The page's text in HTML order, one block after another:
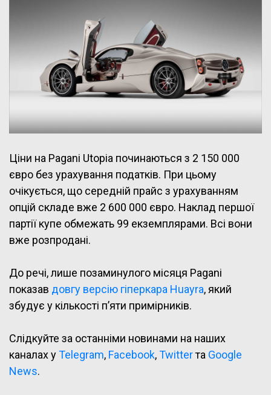
Ціни на Pagani Utopia починаються з 2 150 000
євро без урахування податків. При цьому
очікується, що середній прайс з урахуванням
опцій складе вже 2 600 000 євро. Наклад першої
партії купе обмежать 99 екземплярами. Всі вони
вже розпродані.
До речі, лише позаминулого місяця Pagani
показав довгу версію гіперкара Huayra, який
збудує у кількості п’яти примірників.
Слідкуйте за останніми новинами на наших
каналах уTelegram, Facebook,Twitterта Google
News.